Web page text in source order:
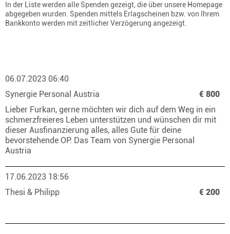
In der Liste werden alle Spenden gezeigt, die über unsere Homepage
abgegeben wurden. Spenden mittels Erlagscheinen bzw. von Ihrem
Bankkonto werden mit zeitlicher Verzögerung angezeigt.
06.07.2023 06:40
Synergie Personal Austria
€ 800
Lieber Furkan, gerne möchten wir dich auf dem Weg in ein
schmerzfreieres Leben unterstützen und wünschen dir mit
dieser Ausfinanzierung alles, alles Gute für deine
bevorstehende OP. Das Team von Synergie Personal
Austria
17.06.2023 18:56
Thesi & Philipp
€ 200